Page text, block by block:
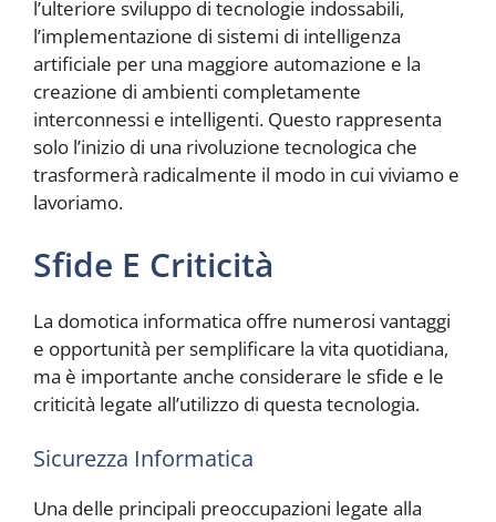
l’ulteriore sviluppo di tecnologie indossabili,
l’implementazione di sistemi di intelligenza
artificiale per una maggiore automazione e la
creazione di ambienti completamente
interconnessi e intelligenti. Questo rappresenta
solo l’inizio di una rivoluzione tecnologica che
trasformerà radicalmente il modo in cui viviamo e
lavoriamo.
Sfide E Criticità
La domotica informatica offre numerosi vantaggi
e opportunità per semplificare la vita quotidiana,
ma è importante anche considerare le sfide e le
criticità legate all’utilizzo di questa tecnologia.
Sicurezza Informatica
Una delle principali preoccupazioni legate alla